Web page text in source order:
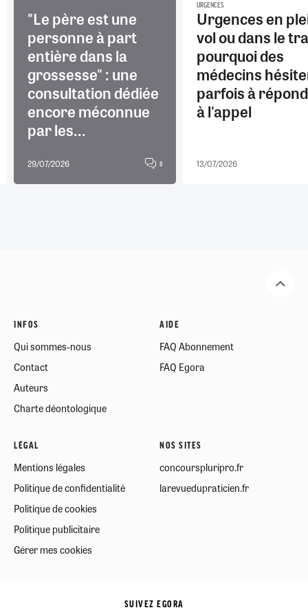
"Le père est une
personne à part
entière dans la
grossesse" : une
consultation dédiée
encore méconnue
par les...
29/07/2026 8
URGENCES
Urgences en
vol ou dans le
pourquoi des
médecins
parfois à
à l'appel
13/07/2026
INFOS
Qui sommes-nous
Contact
Auteurs
Charte déontologique
AIDE
FAQ Abonnement
FAQ Egora
LÉGAL
Mentions légales
Politique de confidentialité
Politique de cookies
Politique publicitaire
Gérer mes cookies
NOS SITES
concourspluripro.fr
larevuedupraticien.fr
SUIVEZ EGORA